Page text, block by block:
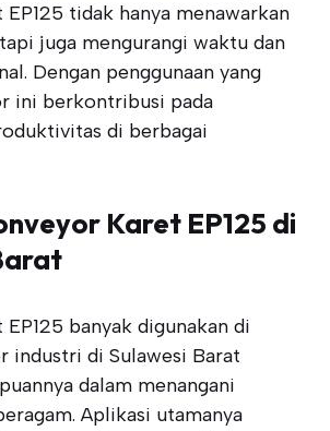
tidak hanya menawarkan
juga mengurangi waktu dan
Dengan penggunaan yang
ini berkontribusi pada
di berbagai
Karet EP125 di
banyak digunakan di
industri di Sulawesi Barat
dalam menangani
Aplikasi utamanya